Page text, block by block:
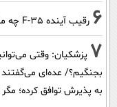
6 رقیب آینده F-35 چه مشخصاتی دارد؟
7 پزشکیان: وقتی
بجنگیم؟/ عده‌ای می‌گفتند
به پذیرش توافق کرده؛